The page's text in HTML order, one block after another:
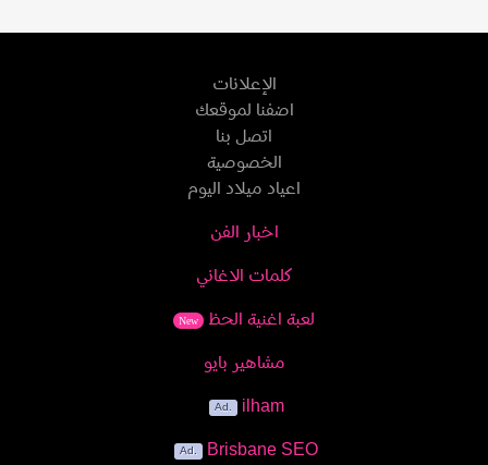
الإعلانات
اضفنا لموقعك
اتصل بنا
الخصوصية
اعياد ميلاد اليوم
اخبار الفن
كلمات الاغاني
لعبة اغنية الحظ New
مشاهير بايو
ilham
Brisbane SEO